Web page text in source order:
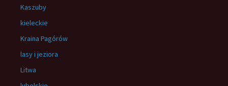
Kaszuby
kieleckie
Kraina Pagórów
lasy i jeziora
Litwa